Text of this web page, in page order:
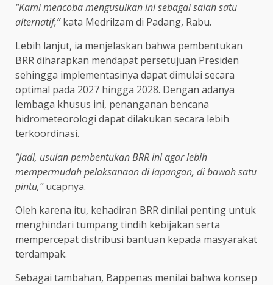
“Kami mencoba mengusulkan ini sebagai salah satu
alternatif,”kata Medrilzam di Padang, Rabu.
Lebih lanjut, ia menjelaskan bahwa pembentukan
BRR diharapkan mendapat persetujuan Presiden
sehingga implementasinya dapat dimulai secara
optimal pada 2027 hingga 2028. Dengan adanya
lembaga khusus ini, penanganan bencana
hidrometeorologi dapat dilakukan secara lebih
terkoordinasi.
“Jadi, usulan pembentukan BRR ini agar lebih
mempermudah pelaksanaan di lapangan, di bawah satu
pintu,”ucapnya.
Oleh karena itu, kehadiran BRR dinilai penting untuk
menghindari tumpang tindih kebijakan serta
mempercepat distribusi bantuan kepada masyarakat
terdampak.
Sebagai tambahan, Bappenas menilai bahwa konsep